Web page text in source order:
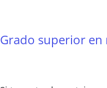
Grado superior